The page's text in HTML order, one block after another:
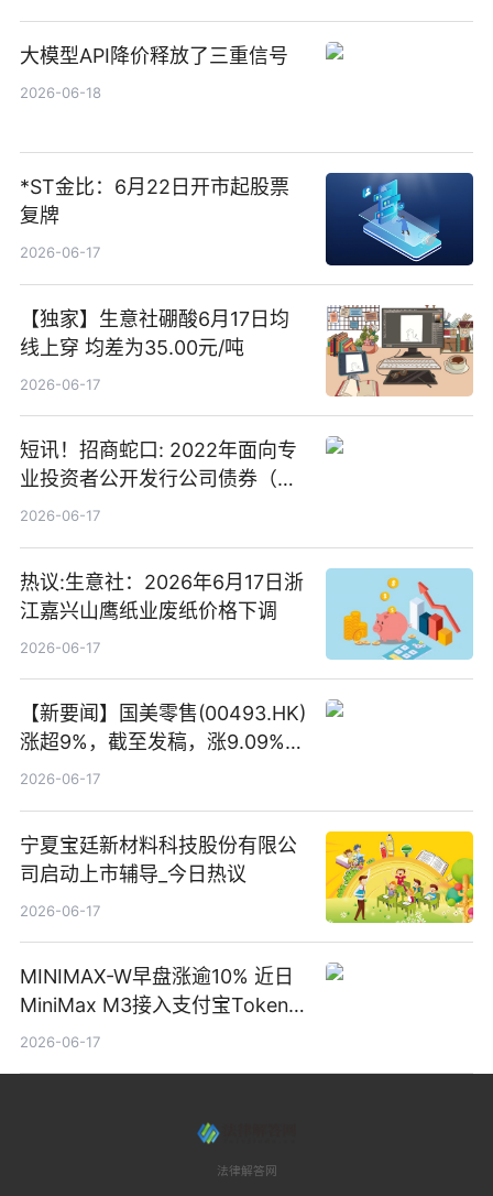
大模型API降价释放了三重信号
2026-06-18
*ST金比：6月22日开市起股票
复牌
2026-06-17
【独家】生意社硼酸6月17日均
线上穿 均差为35.00元/吨
2026-06-17
短讯！招商蛇口: 2022年面向专
业投资者公开发行公司债券（第
二期）（品种二）2026年付息公
2026-06-17
热议:生意社：2026年6月17日浙
江嘉兴山鹰纸业废纸价格下调
2026-06-17
【新要闻】国美零售(00493.HK)
涨超9%，截至发稿，涨9.09%，
报0.012港元，成交额37.26万港
2026-06-17
宁夏宝廷新材料科技股份有限公
司启动上市辅导_今日热议
2026-06-17
MINIMAX-W早盘涨逾10% 近日
MiniMax M3接入支付宝Token
Pay
2026-06-17
法律解答网